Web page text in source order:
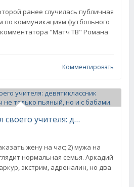
ранее случилась публичная
по коммуникациям футбольного
"Матч ТВ" Романа
Комментировать
Ученик превзошел своего учителя: девятиклассник Петров пришел на труды не только пьяный, но и с бабами.
жену на час; 2) мужа на
нормальная семья. Аркадий
экстрим, адреналин, но два